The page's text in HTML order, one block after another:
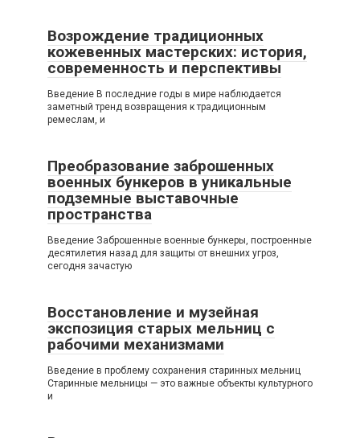
Возрождение традиционных
кожевенных мастерских: история,
современность и перспективы
Введение В последние годы в мире наблюдается
заметный тренд возвращения к традиционным
ремеслам, и
Преобразование заброшенных
военных бункеров в уникальные
подземные выставочные
пространства
Введение Заброшенные военные бункеры, построенные
десятилетия назад для защиты от внешних угроз,
сегодня зачастую
Восстановление и музейная
экспозиция старых мельниц с
рабочими механизмами
Введение в проблему сохранения старинных мельниц
Старинные мельницы — это важные объекты культурного
и